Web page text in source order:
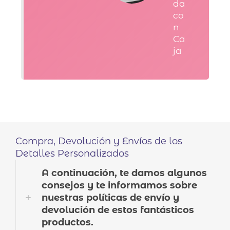
da
co
n
Ca
ja
Compra, Devolución y Envíos de los
Detalles Personalizados
A continuación, te damos algunos
consejos y te informamos sobre
nuestras políticas de envío y
devolución de estos fantásticos
productos.